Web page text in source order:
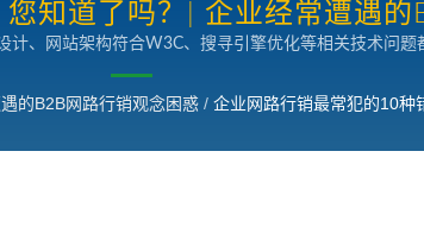
知道了吗？| 企业经常遭遇的
、网站架构符合W3C、搜寻引擎优化等相关技术问题
的B2B网路行销观念困惑 / 企业网路行销最常犯的10种